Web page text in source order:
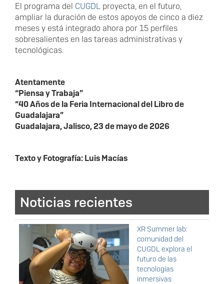
El programa del CUGDL proyecta, en el futuro,
ampliar la duración de estos apoyos de cinco a diez
meses y está integrado ahora por 15 perfiles
sobresalientes en las tareas administrativas y
tecnológicas.
Atentamente
“Piensa y Trabaja”
“40 Años de la Feria Internacional del Libro de
Guadalajara”
Guadalajara, Jalisco, 23 de mayo de 2026
Texto y Fotografía: Luis Macías
Noticias recientes
XR Summer lab:
comunidad del
CUGDL explora el
futuro de las
tecnologías
inmersivas